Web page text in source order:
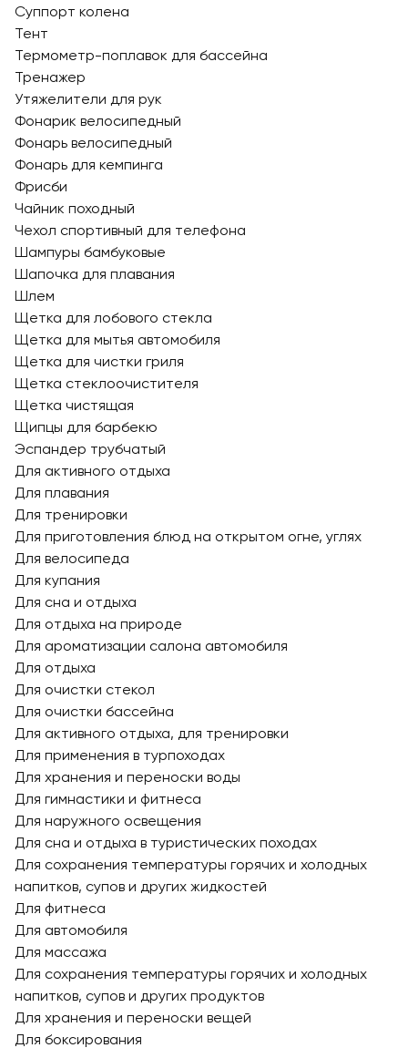
Суппорт колена
Тент
Термометр-поплавок для бассейна
Тренажер
Утяжелители для рук
Фонарик велосипедный
Фонарь велосипедный
Фонарь для кемпинга
Фрисби
Чайник походный
Чехол спортивный для телефона
Шампуры бамбуковые
Шапочка для плавания
Шлем
Щетка для лобового стекла
Щетка для мытья автомобиля
Щетка для чистки гриля
Щетка стеклоочистителя
Щетка чистящая
Щипцы для барбекю
Эспандер трубчатый
Для активного отдыха
Для плавания
Для тренировки
Для приготовления блюд на открытом огне, углях
Для велосипеда
Для купания
Для сна и отдыха
Для отдыха на природе
Для ароматизации салона автомобиля
Для отдыха
Для очистки стекол
Для очистки бассейна
Для активного отдыха, для тренировки
Для применения в турпоходах
Для хранения и переноски воды
Для гимнастики и фитнеса
Для наружного освещения
Для сна и отдыха в туристических походах
Для сохранения температуры горячих и холодных
напитков, супов и других жидкостей
Для фитнеса
Для автомобиля
Для массажа
Для сохранения температуры горячих и холодных
напитков, супов и других продуктов
Для хранения и переноски вещей
Для боксирования